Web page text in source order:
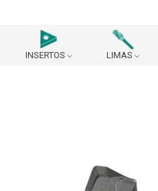
INSERTOS LIMAS